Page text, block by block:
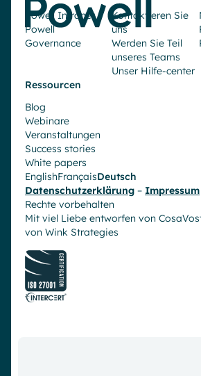
Powell Intranet
Powell
Governance
Kontaktieren Sie
uns
Werden Sie Teil
unseres Teams
Unser Hilfe-center
Ressourcen
Blog
Webinare
Veranstaltungen
Success stories
White papers
EnglishFrançaisDeutsch
Datenschutzerklärung – Impressum
Rechte vorbehalten
Mit viel Liebe entworfen von
von Wink Strategies